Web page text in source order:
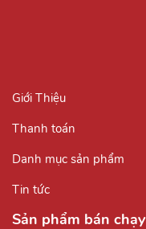
Giới Thiệu
Thanh toán
Danh mục sản phẩm
Tin tức
Sản phẩm bán chạy